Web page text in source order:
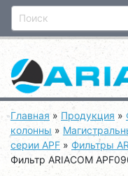
Главная » Продукция »
колонны »
серии APF » Фильтры
Фильтр ARIACOM